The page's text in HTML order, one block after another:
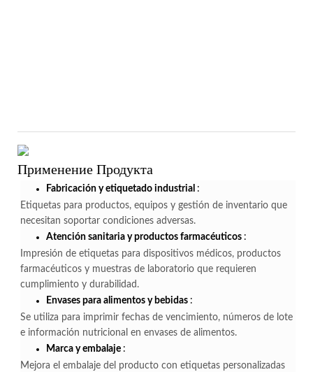
Применение Продукта
Fabricación y etiquetado industrial :
Etiquetas para productos, equipos y gestión de inventario que
necesitan soportar condiciones adversas.
Atención sanitaria y productos farmacéuticos :
Impresión de etiquetas para dispositivos médicos, productos
farmacéuticos y muestras de laboratorio que requieren
cumplimiento y durabilidad.
Envases para alimentos y bebidas :
Se utiliza para imprimir fechas de vencimiento, números de lote
e información nutricional en envases de alimentos.
Marca y embalaje :
Mejora el embalaje del producto con etiquetas personalizadas